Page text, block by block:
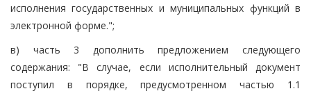
исполнения государственных и муниципальных функций в
электронной форме.";
в) часть 3 дополнить предложением следующего
содержания: "В случае, если исполнительный документ
поступил в порядке, предусмотренном частью 1.1